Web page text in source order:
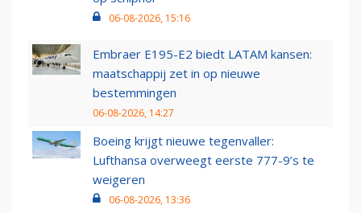
06-08-2026, 15:16
Embraer E195-E2 biedt LATAM kansen:
maatschappij zet in op nieuwe
bestemmingen
06-08-2026, 14:27
Boeing krijgt nieuwe tegenvaller:
Lufthansa overweegt eerste 777-9’s te
weigeren
06-08-2026, 13:36